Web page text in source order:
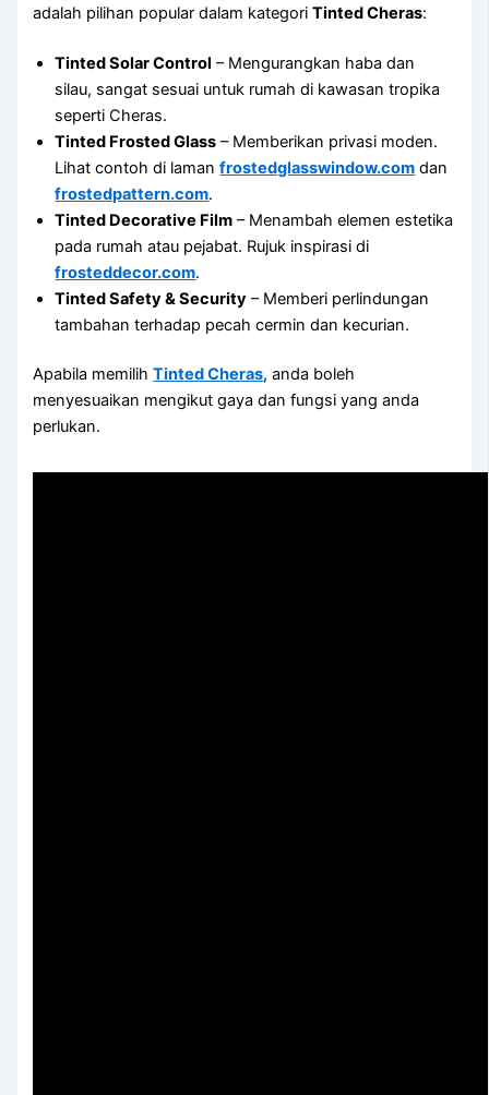
adalah pilihan popular dalam kategoriTinted Cheras:
Tinted Solar Control – Mengurangkan haba dan
silau, sangat sesuai untuk rumah di kawasan tropika
seperti Cheras.
Tinted Frosted Glass – Memberikan privasi moden.
Lihat contoh di lamanfrostedglasswindow.com dan
frostedpattern.com.
Tinted Decorative Film – Menambah elemen estetika
pada rumah atau pejabat. Rujuk inspirasi di
frosteddecor.com.
Tinted Safety & Security – Memberi perlindungan
tambahan terhadap pecah cermin dan kecurian.
Apabila memilihTinted Cheras, anda boleh
menyesuaikan mengikut gaya dan fungsi yang anda
perlukan.